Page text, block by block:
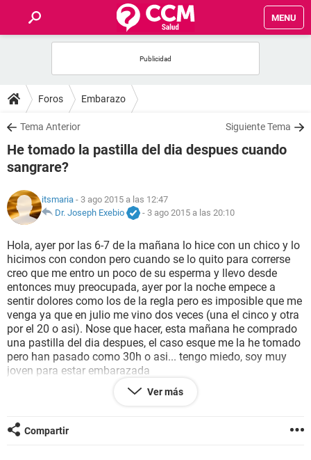
MENU
FOROS
SALUD
NUTRICIÓN
SEXUALIDAD
GLOSARIO
Foros Embarazo
Tema Anterior Siguiente Tema
He tomado la pastilla del dia despues cuando
sangrare?
itsmaria - 3 ago 2015 a las 12:47
Dr. Joseph Exebio
- 3 ago 2015 a las 20:10
Hola, ayer por las 6-7 de la mañana lo hice con un chico y lo
hicimos con condon pero cuando se lo quito para correrse
creo que me entro un poco de su esperma y llevo desde
entonces muy preocupada, ayer por la noche empece a
sentir dolores como los de la regla pero es imposible que me
venga ya que en julio me vino dos veces (una el cinco y otra
por el 20 o asi). Nose que hacer, esta mañana he comprado
una pastilla del dia despues, el caso esque me la he tomado
pero han pasado como 30h o asi... tengo miedo, soy muy
joven para estar embarazada
Alomejor solo son paranoias mias y en verdad no es nada...
pastilla, y si pasaa algo si me la he tomado 30h despues de
hacerlo? (en la farmacia me dijeron ke mientras no pasen
Ver más
Compartir